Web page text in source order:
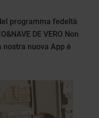
programma fedeltà
DE VERO Non
nostra nuova App è